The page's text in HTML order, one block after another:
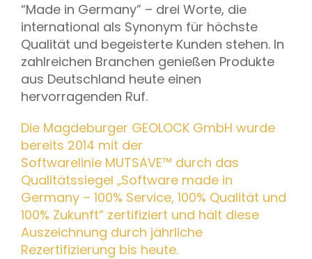
“Made in Germany” – drei Worte, die
international als Synonym für höchste
Qualität und begeisterte Kunden stehen. In
zahlreichen Branchen genießen Produkte
aus Deutschland heute einen
hervorragenden Ruf.
Die Magdeburger GEOLOCK GmbH wurde
bereits 2014 mit der
Softwarelinie MUTSAVE™ durch das
Qualitätssiegel „Software made in
Germany – 100% Service, 100% Qualität und
100% Zukunft“ zertifiziert und hält diese
Auszeichnung durch jährliche
Rezertifizierung bis heute.